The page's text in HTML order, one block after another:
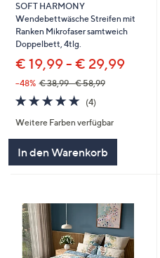
SOFT HARMONY
Wendebettwäsche Streifen mit
Ranken Mikrofaser samtweich
Doppelbett, 4tlg.
€ 19,99 - € 29,99
--48% € 38,99 - € 58,99
4.8
von
5
(4)4
Weitere Farben verfügbar
In den Warenkorb